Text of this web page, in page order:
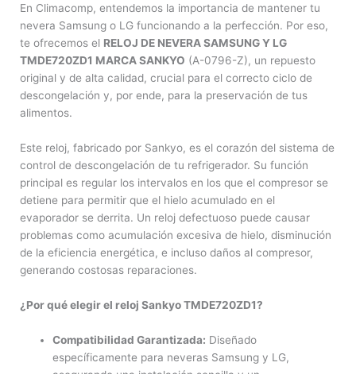
En Climacomp, entendemos la importancia de mantener tu
nevera Samsung o LG funcionando a la perfección. Por eso,
te ofrecemos el RELOJ DE NEVERA SAMSUNG Y LG
TMDE720ZD1 MARCA SANKYO (A-0796-Z), un repuesto
original y de alta calidad, crucial para el correcto ciclo de
descongelación y, por ende, para la preservación de tus
alimentos.
Este reloj, fabricado por Sankyo, es el corazón del sistema de
control de descongelación de tu refrigerador. Su función
principal es regular los intervalos en los que el compresor se
detiene para permitir que el hielo acumulado en el
evaporador se derrita. Un reloj defectuoso puede causar
problemas como acumulación excesiva de hielo, disminución
de la eficiencia energética, e incluso daños al compresor,
generando costosas reparaciones.
¿Por qué elegir el reloj Sankyo TMDE720ZD1?
Compatibilidad Garantizada: Diseñado
específicamente para neveras Samsung y LG,